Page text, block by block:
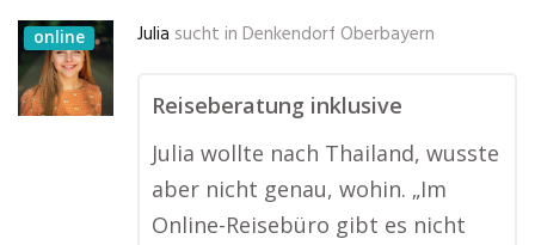
online Julia sucht in Denkendorf Oberbayern
Reiseberatung inklusive
Julia wollte nach Thailand, wusste
aber nicht genau, wohin. „Im
Online-Reisebüro gibt es nicht